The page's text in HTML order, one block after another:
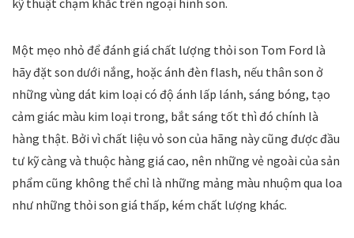
kỹ thuật chạm khắc trên ngoại hình son.
Một mẹo nhỏ để đánh giá chất lượng thỏi son Tom Ford là
hãy đặt son dưới nắng, hoặc ánh đèn flash, nếu thân son ở
những vùng dát kim loại có độ ánh lấp lánh, sáng bóng, tạo
cảm giác màu kim loại trong, bắt sáng tốt thì đó chính là
hàng thật. Bởi vì chất liệu vỏ son của hãng này cũng được đầu
tư kỹ càng và thuộc hàng giá cao, nên những vẻ ngoài của sản
phẩm cũng không thể chỉ là những mảng màu nhuộm qua loa
như những thỏi son giá thấp, kém chất lượng khác.